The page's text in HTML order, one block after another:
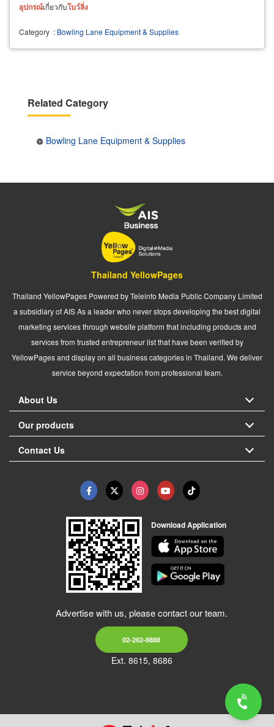
อุปกรณ์เกี่ยวกับโบว์ลิ่ง
Category : Bowling Lane Equipment & Supplies
Related Category
Bowling Lane Equipment & Supplies
Thailand YellowPages
Thailand YellowPages Powered by Teleinfo Media Public Company Limited
a subsidiary of AIS As a leader who never stops developing the best digital
marketing services through website platform that including products and
services from trusted entrepreneur list that have been verified by
YellowPages and display on all business categories in Thailand. We deliver
service beyond expectation from professional team.
About Us
Our products
Contact Us
Download Application
Advertise with us, please contact our team.
02-262-8888
Ext. 8615, 8686